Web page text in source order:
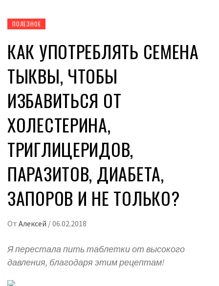
ПОЛЕЗНОЕ
КАК УПОТРЕБЛЯТЬ СЕМЕНА
ТЫКВЫ, ЧТОБЫ
ИЗБАВИТЬСЯ ОТ
ХОЛЕСТЕРИНА,
ТРИГЛИЦЕРИДОВ,
ПАРАЗИТОВ, ДИАБЕТА,
ЗАПОРОВ И НЕ ТОЛЬКО?
От Алексей /06.02.2018
Я перестала пить таблетки от высокого
давления, благодаря этим рецептам!